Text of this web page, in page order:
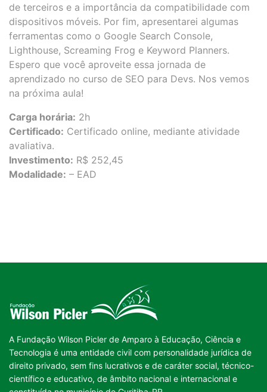
de terceiros e a importância da compatibilidade com
dispositivos móveis. Por fim, apresentarei algumas
ferramentas como o Google Search Console,
Lighthouse, Screaming Frog e Keyword Planners.
Espero que você aproveite essa jornada de
aprendizado no curso de SEO para Devs. Nos vemos
na próxima aula!
Carga horária: 2h
Certificado: Certificado online, mediante atividade
avaliativa.
Investimento: R$ 252,45
Modalidade: – EAD
A Fundação Wilson Picler de Amparo à Educação, Ciência e
Tecnologia é uma entidade civil com personalidade jurídica de
direito privado, sem fins lucrativos e de caráter social, técnico-
científico e educativo, de âmbito nacional e internacional e